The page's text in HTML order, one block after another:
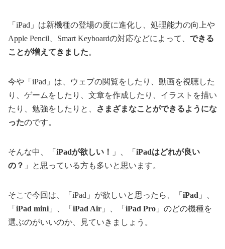
「iPad」は新機種の登場の度に進化し、処理能力の向上や
Apple Pencil、Smart Keyboardの対応などによって、 できる
ことが増えてきました。
今や「iPad」は、ウェブの閲覧をしたり、動画を視聴した
り、ゲームをしたり、文章を作成したり、イラストを描い
たり、勉強をしたりと、
さまざまなことができるようにな
ったのです。
そんな中、「 iPadが欲しい！ 」、「 iPadはどれが良い
の？ 」と思っている方も多いと思います。
そこで今回は、「iPad」が欲しいと思ったら、「 iPad 」、
「 iPad mini 」、「 iPad Air 」、「 iPad Pro 」のどの機種を
選ぶのがいいのか、見ていきましょう。